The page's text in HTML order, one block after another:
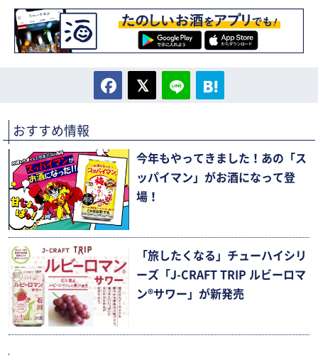
おすすめ情報
今年もやってきました！あの「ス
ッパイマン」がお酒になって登
場！
「旅したくなる」チューハイシリ
ーズ「J-CRAFT TRIP ルビーロマ
ン®サワー」が新発売